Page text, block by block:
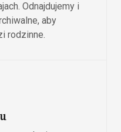
Odnajdujemy i
aby
rodzinne.